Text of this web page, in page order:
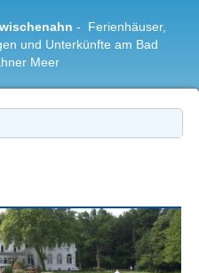
- Ferienhäuser,
und Unterkünfte am Bad
Meer